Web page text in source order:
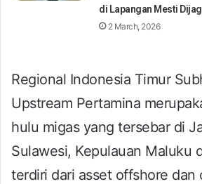
di Lapangan Mesti
2 March, 2026
Regional Indonesia Timur
Upstream Pertamina
hulu migas yang tersebar di
Sulawesi, Kepulauan Maluku
terdiri dari asset offshore dan